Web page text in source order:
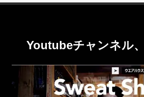
Youtubeチャンネル